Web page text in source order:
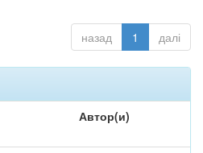
назад 1 далі
Автор(и)